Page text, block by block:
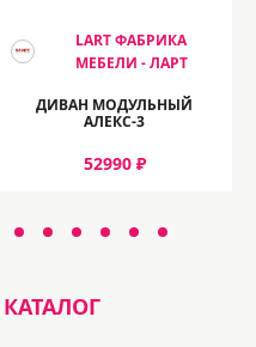
LART ФАБРИКА
МЕБЕЛИ - ЛАРТ
ДИВАН МОДУЛЬНЫЙ
АЛЕКС-3
52990 ₽